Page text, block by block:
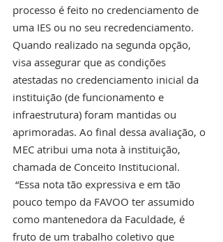
processo é feito no credenciamento de
uma IES ou no seu recredenciamento.
Quando realizado na segunda opção,
visa assegurar que as condições
atestadas no credenciamento inicial da
instituição (de funcionamento e
infraestrutura) foram mantidas ou
aprimoradas. Ao final dessa avaliação, o
MEC atribui uma nota à instituição,
chamada de Conceito Institucional.
pouco tempo da FAVOO ter assumido
como mantenedora da Faculdade, é
fruto de um trabalho coletivo que